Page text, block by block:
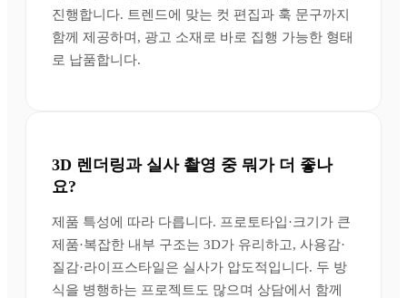
진행합니다. 트렌드에 맞는 컷 편집과 훅 문구까지
함께 제공하며, 광고 소재로 바로 집행 가능한 형태
로 납품합니다.
3D 렌더링과 실사 촬영 중 뭐가 더 좋나
요?
제품 특성에 따라 다릅니다. 프로토타입·크기가 큰
제품·복잡한 내부 구조는 3D가 유리하고, 사용감·
질감·라이프스타일은 실사가 압도적입니다. 두 방
식을 병행하는 프로젝트도 많으며 상담에서 함께